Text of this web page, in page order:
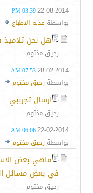
22-08-2014
03:39 PM
بواسطة عذبه الاطباع
هل نحن
رحيق مختوم
28-02-2014
07:53 AM
بواسطة رحيق مختوم
ارسال تجريبي
رحيق مختوم
22-02-2014
06:06 AM
بواسطة رحيق مختوم
ماهي بعض
في بعض مسائل
رحيق مختوم